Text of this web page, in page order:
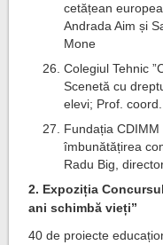
cetățean
Andrada Aim și
Mone
Colegiul Tehnic
Scenetă cu
elevi; Prof.
Fundația CDIMM
îmbunătățirea
Radu Big,
2. Expoziția
ani schimbă vieți”
40 de proiecte